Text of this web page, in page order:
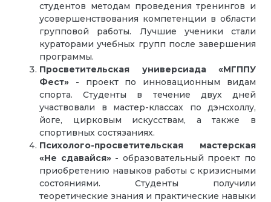
студентов методам проведения тренингов и
усовершенствования компетенции в области
групповой работы. Лучшие ученики стали
кураторами учебных групп после завершения
программы.
Просветительская универсиада «МГППУ
Фест» - проект по инновационным видам
спорта. Студенты в течение двух дней
участвовали в мастер-классах по дэнсхоллу,
йоге, цирковым искусствам, а также в
спортивных состязаниях.
Психолого-просветительская мастерская
«Не сдавайся» - образовательный проект по
приобретению навыков работы с кризисными
состояниями. Студенты получили
теоретические знания и практические навыки